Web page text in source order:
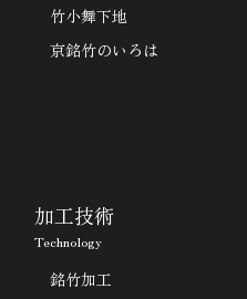
竹小舞下地
京銘竹のいろは
加工技術
Technology
銘竹加工